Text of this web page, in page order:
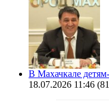
В Махачкале
18.07.2026 11:46